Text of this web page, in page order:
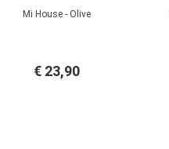
Mi House - Olive
€ 23,90